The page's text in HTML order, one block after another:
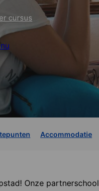
cursus
Accommodatie
Onze